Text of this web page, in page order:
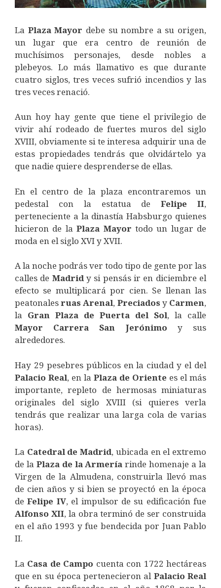
La Plaza Mayor debe su nombre a su origen,
un lugar que era centro de reunión de
muchísimos personajes, desde nobles a
plebeyos. Lo más llamativo es que durante
cuatro siglos, tres veces sufrió incendios y las
tres veces renació.
Aun hoy hay gente que tiene el privilegio de
vivir ahí rodeado de fuertes muros del siglo
XVIII, obviamente si te interesa adquirir una de
estas propiedades tendrás que olvidártelo ya
que nadie quiere desprenderse de ellas.
En el centro de la plaza encontraremos un
pedestal con la estatua deFelipe II,
perteneciente a la dinastía Habsburgo quienes
hicieron de laPlaza Mayor todo un lugar de
moda en el siglo XVI y XVII.
A la noche podrás ver todo tipo de gente por las
calles de Madridy si pensás ir en diciembre el
efecto se multiplicará por cien. Se llenan las
peatonalesruas Arenal, Preciados y Carmen,
la Gran Plaza de Puerta del Sol, la calle
Mayor
Carrera San Jerónimo y sus
alrededores.
Hay 29 pesebres públicos en la ciudad y el del
Palacio Real, en la Plaza de Oriente es el más
importante, repleto de hermosas miniaturas
originales del siglo XVIII (si quieres verla
tendrás que realizar una larga cola de varias
horas).
La Catedral de Madrid, ubicada en el extremo
de la Plaza de la Armería rinde homenaje a la
Virgen de la Almudena, construirla llevó mas
de cien años y si bien se proyectó en la época
deFelipe IV, el impulsor de su edificación fue
Alfonso XII, la obra terminó de ser construida
en el año 1993 y fue bendecida por Juan Pablo
II.
La Casa de Campo cuenta con 1722 hectáreas
que en su época pertenecieron al Palacio Real